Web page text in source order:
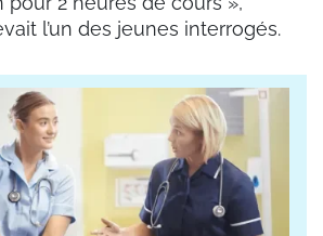
l’un des jeunes interrogés.